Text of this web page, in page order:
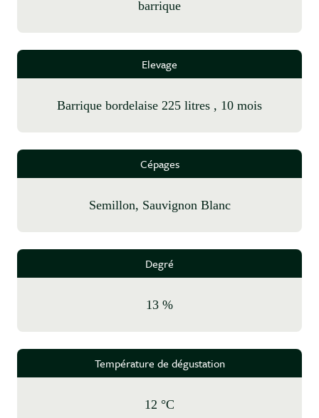
barrique
Elevage
barrique bordelaise 225 litres , 10 mois
Cépages
Semillon, Sauvignon Blanc
Degré
13 %
Température de dégustation
12 °C